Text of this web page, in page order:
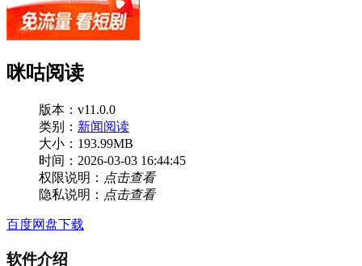
咪咕阅读
版本：v11.0.0
类别： 新闻阅读
大小：193.99MB
时间：2026-03-03 16:44:45
权限说明： 点击查看
隐私说明： 点击查看
百度网盘下载
软件介绍